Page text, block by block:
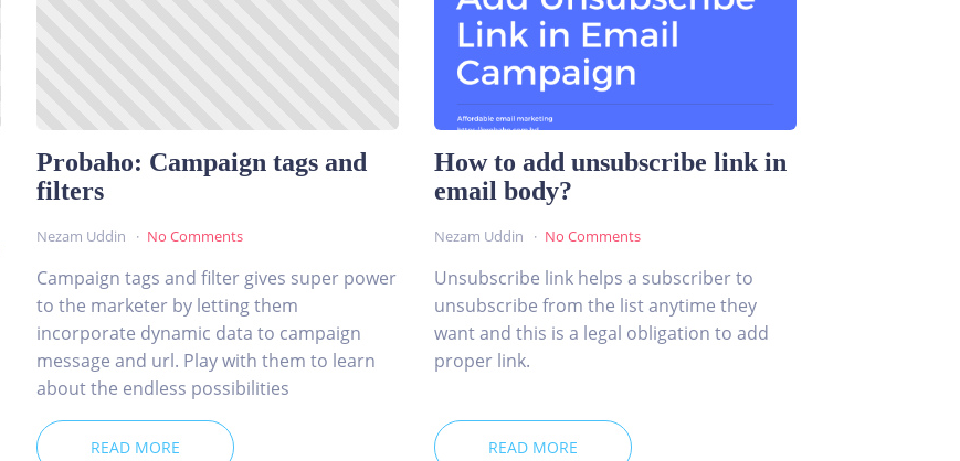
Probaho: Campaign tags and
filters
Nezam Uddin No Comments
Campaign tags and filter gives super power
to the marketer by letting them
incorporate dynamic data to campaign
message and url. Play with them to learn
about the endless possibilities
READ MORE
How to add unsubscribe link in
email body?
Nezam Uddin No Comments
Unsubscribe link helps a subscriber to
unsubscribe from the list anytime they
want and this is a legal obligation to add
proper link.
READ MORE